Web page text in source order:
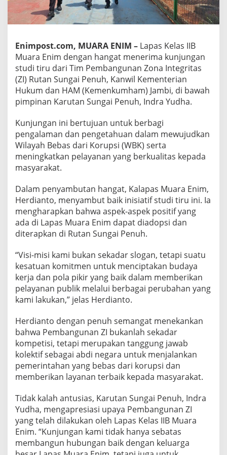
Enimpost.com, MUARA ENIM – Lapas Kelas IIB
Muara Enim dengan hangat menerima kunjungan
studi tiru dari Tim Pembangunan Zona Integritas
(ZI) Rutan Sungai Penuh, Kanwil Kementerian
Hukum dan HAM (Kemenkumham) Jambi, di bawah
pimpinan Karutan Sungai Penuh, Indra Yudha.
Kunjungan ini bertujuan untuk berbagi
pengalaman dan pengetahuan dalam mewujudkan
Wilayah Bebas dari Korupsi (WBK) serta
meningkatkan pelayanan yang berkualitas kepada
masyarakat.
Dalam penyambutan hangat, Kalapas Muara Enim,
Herdianto, menyambut baik inisiatif studi tiru ini. Ia
mengharapkan bahwa aspek-aspek positif yang
ada di Lapas Muara Enim dapat diadopsi dan
diterapkan di Rutan Sungai Penuh.
“Visi-misi kami bukan sekadar slogan, tetapi suatu
kesatuan komitmen untuk menciptakan budaya
kerja dan pola pikir yang baik dalam memberikan
pelayanan publik melalui berbagai perubahan yang
kami lakukan,” jelas Herdianto.
Herdianto dengan penuh semangat menekankan
bahwa Pembangunan ZI bukanlah sekadar
kompetisi, tetapi merupakan tanggung jawab
kolektif sebagai abdi negara untuk menjalankan
pemerintahan yang bebas dari korupsi dan
memberikan layanan terbaik kepada masyarakat.
Tidak kalah antusias, Karutan Sungai Penuh, Indra
Yudha, mengapresiasi upaya Pembangunan ZI
yang telah dilakukan oleh Lapas Kelas IIB Muara
Enim. “Kunjungan kami tidak hanya sebatas
membangun hubungan baik dengan keluarga